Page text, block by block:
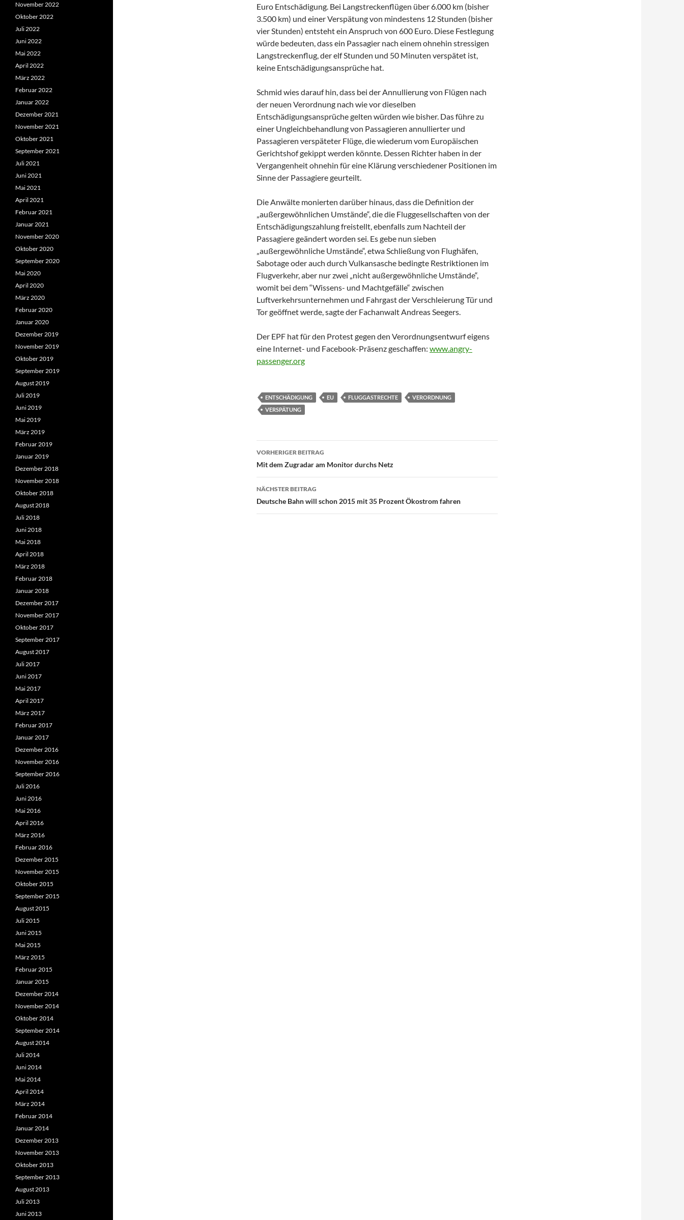
Euro Entschädigung. Bei Langstreckenflügen über 6.000 km (bisher
3.500 km) und einer Verspätung von mindestens 12 Stunden (bisher
vier Stunden) entsteht ein Anspruch von 600 Euro. Diese Festlegung
würde bedeuten, dass ein Passagier nach einem ohnehin stressigen
Langstreckenflug, der elf Stunden und 50 Minuten verspätet ist,
keine Entschädigungsansprüche hat.
Schmid wies darauf hin, dass bei der Annullierung von Flügen nach
der neuen Verordnung nach wie vor dieselben
Entschädigungsansprüche gelten würden wie bisher. Das führe zu
einer Ungleichbehandlung von Passagieren annullierter und
Passagieren verspäteter Flüge, die wiederum vom Europäischen
Gerichtshof gekippt werden könnte. Dessen Richter haben in der
Vergangenheit ohnehin für eine Klärung verschiedener Positionen im
Sinne der Passagiere geurteilt.
Die Anwälte monierten darüber hinaus, dass die Definition der
„außergewöhnlichen Umstände“, die die Fluggesellschaften von der
Entschädigungszahlung freistellt, ebenfalls zum Nachteil der
Passagiere geändert worden sei. Es gebe nun sieben
„außergewöhnliche Umstände“, etwa Schließung von Flughäfen,
Sabotage oder auch durch Vulkansasche bedingte Restriktionen im
Flugverkehr, aber nur zwei „nicht außergewöhnliche Umstände“,
womit bei dem “Wissens- und Machtgefälle“ zwischen
Luftverkehrsunternehmen und Fahrgast der Verschleierung Tür und
Tor geöffnet werde, sagte der Fachanwalt Andreas Seegers.
Der EPF hat für den Protest gegen den Verordnungsentwurf eigens
eine Internet- und Facebook-Präsenz geschaffen: www.angry-
passenger.org
ENTSCHÄDIGUNG EU FLUGGASTRECHTE
VERORDNUNG
VERSPÄTUNG
Beitragsnavigation
VORHERIGER BEITRAG
Mit dem Zugradar am Monitor durchs Netz
NÄCHSTER BEITRAG
Deutsche Bahn will schon 2015 mit 35 Prozent Ökostrom fahren
November 2022
Oktober 2022
Juli 2022
Juni 2022
Mai 2022
April 2022
März 2022
Februar 2022
Januar 2022
Dezember 2021
November 2021
Oktober 2021
September 2021
Juli 2021
Juni 2021
Mai 2021
April 2021
Februar 2021
Januar 2021
November 2020
Oktober 2020
September 2020
Mai 2020
April 2020
März 2020
Februar 2020
Januar 2020
Dezember 2019
November 2019
Oktober 2019
September 2019
August 2019
Juli 2019
Juni 2019
Mai 2019
März 2019
Februar 2019
Januar 2019
Dezember 2018
November 2018
Oktober 2018
August 2018
Juli 2018
Juni 2018
Mai 2018
April 2018
März 2018
Februar 2018
Januar 2018
Dezember 2017
November 2017
Oktober 2017
September 2017
August 2017
Juli 2017
Juni 2017
Mai 2017
April 2017
März 2017
Februar 2017
Januar 2017
Dezember 2016
November 2016
September 2016
Juli 2016
Juni 2016
Mai 2016
April 2016
März 2016
Februar 2016
Dezember 2015
November 2015
Oktober 2015
September 2015
August 2015
Juli 2015
Juni 2015
Mai 2015
März 2015
Februar 2015
Januar 2015
Dezember 2014
November 2014
Oktober 2014
September 2014
August 2014
Juli 2014
Juni 2014
Mai 2014
April 2014
März 2014
Februar 2014
Januar 2014
Dezember 2013
November 2013
Oktober 2013
September 2013
August 2013
Juli 2013
Juni 2013